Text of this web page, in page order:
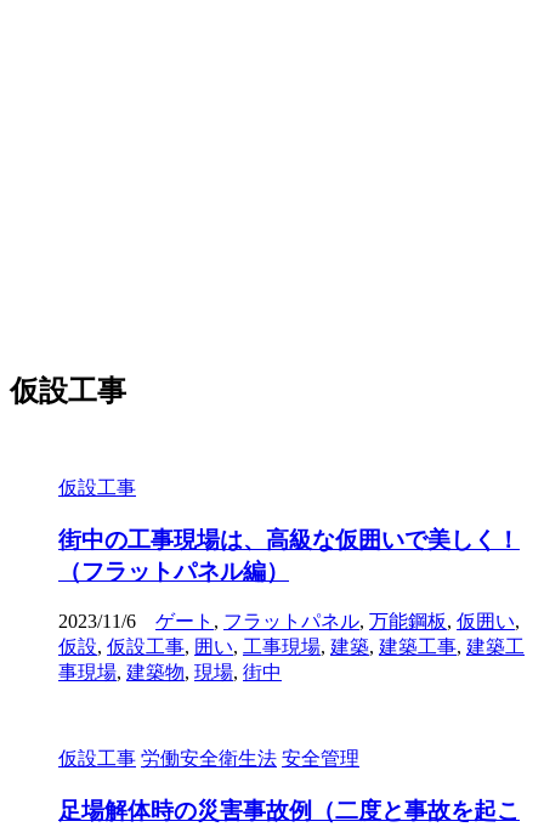
仮設工事
仮設工事
街中の工事現場は、高級な仮囲いで美しく！
（フラットパネル編）
2023/11/6 ゲート , フラットパネル, 万能鋼板, 仮囲い,
仮設, 仮設工事, 囲い, 工事現場, 建築, 建築工事, 建築工
事現場, 建築物, 現場, 街中
仮設工事 労働安全衛生法 安全管理
足場解体時の災害事故例（二度と事故を起こ